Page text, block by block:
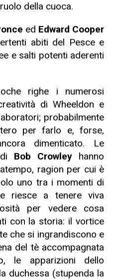
della cuoca.
ed Edward Cooper
abiti del Pesce e
e salti potenti aderenti
righe i numerosi
di Wheeldon e
probabilmente
per farlo e, forse,
dimenticato. Le
Bob Crowley hanno
ragion per cui è
uno tra i momenti di
riesce a tenere viva
per vedere cosa
con la storia: il vortice
che si ingrandiscono e
del tè accompagnata
le apparizioni dello
duchessa (stupenda la